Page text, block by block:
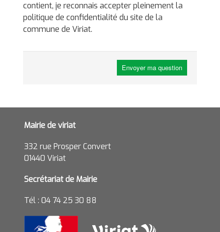
contient, je reconnais accepter pleinement la
politique de confidentialité du site de la
commune de Viriat.
Envoyer ma question
Mairie de viriat
332 rue Prosper Convert
01440 Viriat
Secrétariat de Mairie
Tél : 04 74 25 30 88